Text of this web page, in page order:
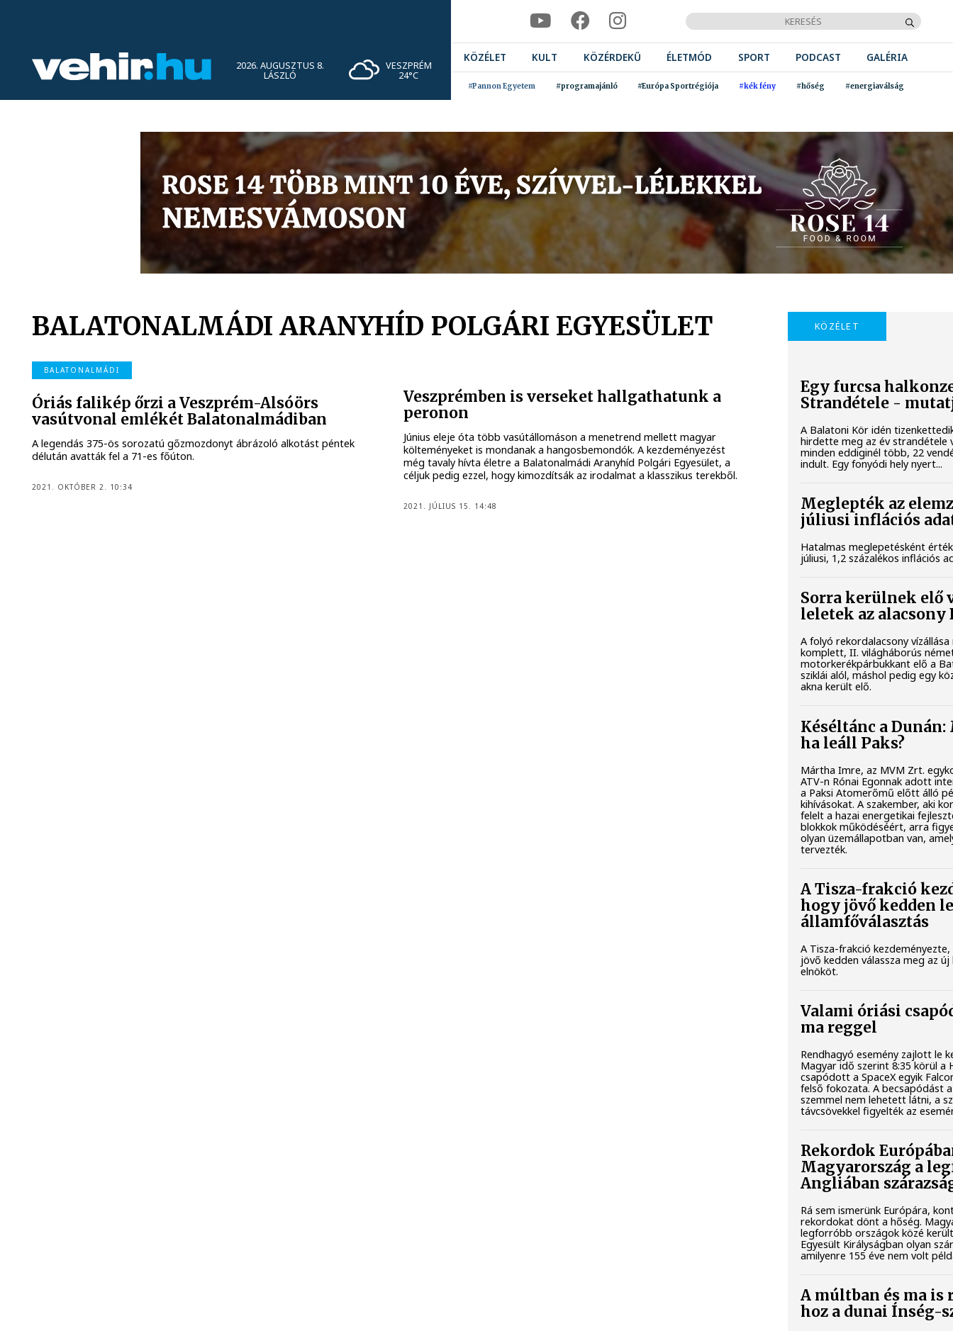
2026. AUGUSZTUS 8.
LÁSZLÓ
VESZPRÉM
24°C
KÖZÉLET KULT KÖZÉRDEKŰ ÉLETMÓD SPORT PODCAST GALÉRIA
#Pannon Egyetem #programajánló #Európa Sportrégiója #kék fény #hőség #energiaválság
BALATONALMÁDI ARANYHÍD POLGÁRI EGYESÜLET
BALATONALMÁDI
Óriás falikép őrzi a Veszprém-Alsóörs
vasútvonal emlékét Balatonalmádiban
A legendás 375-ös sorozatú gőzmozdonyt ábrázoló alkotást péntek
délután avatták fel a 71-es főúton.
2021. OKTÓBER 2. 10:34
Veszprémben is verseket hallgathatunk a
peronon
Június eleje óta több vasútállomáson a menetrend mellett magyar
költeményeket is mondanak a hangosbemondók. A kezdeményezést
még tavaly hívta életre a Balatonalmádi Aranyhíd Polgári Egyesület, a
céljuk pedig ezzel, hogy kimozdítsák az irodalmat a klasszikus terekből.
2021. JÚLIUS 15. 14:48
KÖZÉLET
Egy furcsa
Strandétele -
A Balatoni Kör idén
hirdette meg az év strandétele
minden eddiginél több, 22
indult. Egy fonyódi hely nyert...
Meglepték az
júliusi inflációs
Hatalmas meglepetésként
júliusi, 1,2 százalékos inflációs
Sorra kerülnek elő
leletek az alacsony
A folyó rekordalacsony
komplett, II. világháborús
motorkerékpárbukkant elő a
sziklái alól, máshol pedig egy
akna került elő.
Késéltánc a
ha leáll Paks?
Mártha Imre, az MVM Zrt.
ATV-n Rónai Egonnak adott
a Paksi Atomerőmű előtt álló
kihívásokat. A szakember, aki
felelt a hazai energetikai
blokkok működéséért, arra
olyan üzemállapotban van,
tervezték.
A Tisza-frakció
hogy jövő kedden
államfőválasztás
A Tisza-frakció
jövő kedden válassza meg az
elnököt.
Valami óriási
ma reggel
Rendhagyó esemény zajlott le
Magyar idő szerint 8:35 körül a
csapódott a SpaceX egyik
felső fokozata. A becsapódást
szemmel nem lehetett látni, a
távcsövekkel figyelték az
Rekordok
Magyarország a
Angliában
Rá sem ismerünk Európára,
rekordokat dönt a hőség.
legforróbb országok közé
Egyesült Királyságban olyan
amilyenre 155 éve nem volt
A múltban és ma is
hoz a dunai Ínség-